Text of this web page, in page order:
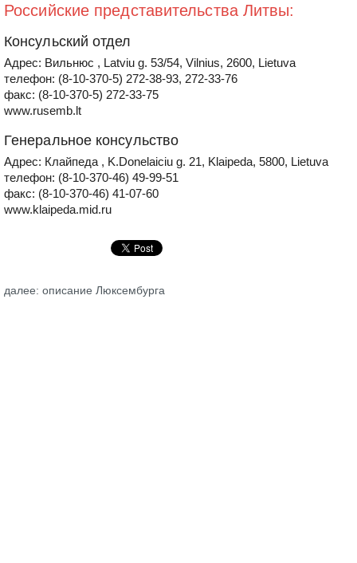
Российские представительства Литвы:
Консульский отдел
Адрес: Вильнюс , Latviu g. 53/54, Vilnius, 2600, Lietuva
телефон: (8-10-370-5) 272-38-93, 272-33-76
факс: (8-10-370-5) 272-33-75
www.rusemb.lt
Генеральное консульство
Адрес: Клайпеда , K.Donelaiciu g. 21, Klaipeda, 5800, Lietuva
телефон: (8-10-370-46) 49-99-51
факс: (8-10-370-46) 41-07-60
www.klaipeda.mid.ru
далее: описание Люксембурга